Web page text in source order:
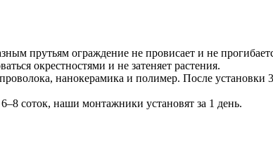
прутьям ограждение не провисает и не
окрестностями и не затеняет растения.
нанокерамика и полимер. После установки
соток, наши монтажники установят за 1 день.